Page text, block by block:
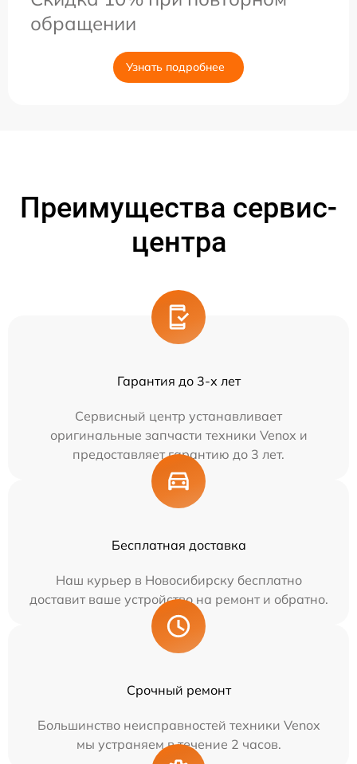
обращении
Узнать подробнее
Преимущества сервис-
центра
Гарантия до 3-х лет
Сервисный центр устанавливает
оригинальные запчасти техники Venox и
предоставляет гарантию до 3 лет.
Бесплатная доставка
Наш курьер в Новосибирску бесплатно
доставит ваше устройство на ремонт и обратно.
Срочный ремонт
Большинство неисправностей техники Venox
мы устраняем в течение 2 часов.